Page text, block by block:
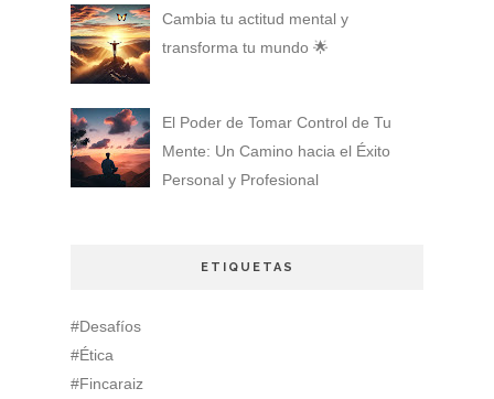
Cambia tu actitud mental y
transforma tu mundo 🌟
El Poder de Tomar Control de Tu
Mente: Un Camino hacia el Éxito
Personal y Profesional
ETIQUETAS
#Desafíos
#Ética
#Fincaraiz